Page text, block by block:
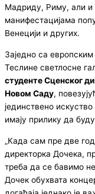
Мадриду, Риму, али и
манифестацијама
Венецији и других.
Заједно са
Теслине светлосне
студенте Сценског
Новом Саду,
јединствено
имају прилику да
„Када сам пре две
директорка Дочека,
треба да се бавимо
Дочек обухвата